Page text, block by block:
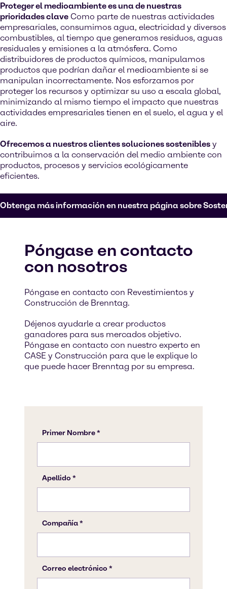
Proteger el medioambiente es una de nuestras
prioridades clave Como parte de nuestras actividades
empresariales, consumimos agua, electricidad y diversos
combustibles, al tiempo que generamos residuos, aguas
residuales y emisiones a la atmósfera. Como
distribuidores de productos químicos, manipulamos
productos que podrían dañar el medioambiente si se
manipulan incorrectamente. Nos esforzamos por
proteger los recursos y optimizar su uso a escala global,
minimizando al mismo tiempo el impacto que nuestras
actividades empresariales tienen en el suelo, el agua y el
aire.
Ofrecemos a nuestros clientes soluciones sostenibles y
contribuimos a la conservación del medio ambiente con
productos, procesos y servicios ecológicamente
eficientes.
Obtenga más información en nuestra página sobre
Póngase en contacto
con nosotros
Póngase en contacto con Revestimientos y
Construcción de Brenntag.
Déjenos ayudarle a crear productos
ganadores para sus mercados objetivo.
Póngase en contacto con nuestro experto en
CASE y Construcción para que le explique lo
que puede hacer Brenntag por su empresa.